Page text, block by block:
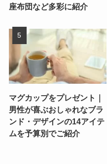
座布団など多彩に紹介
マグカップをプレゼント｜
男性が喜ぶおしゃれなブラ
ンド・デザインの14アイテ
ムを予算別でご紹介